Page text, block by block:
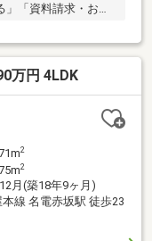
「資料請求・お問
万円 4LDK
2
2
月(築18年9ヶ月)
線 名電赤坂駅 徒歩23